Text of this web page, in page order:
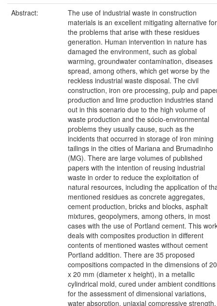
Abstract:
The use of industrial waste in construction
materials is an excellent mitigating alternative for
the problems that arise with these residues
generation. Human intervention in nature has
damaged the environment, such as global
warming, groundwater contamination, diseases
spread, among others, which get worse by the
reckless industrial waste disposal. The civil
construction, iron ore processing, pulp and
production and lime production industries stand
out in this scenario due to the high volume of
waste production and the sócio-environmental
problems they usually cause, such as the
incidents that occurred in storage of iron mining
tailings in the cities of Mariana and Brumadinho
(MG). There are large volumes of published
papers with the intention of reusing industrial
waste in order to reduce the exploitation of
natural resources, including the application of
mentioned residues as concrete aggregates,
cement production, bricks and blocks, asphalt
mixtures, geopolymers, among others, in most
cases with the use of Portland cement. This
deals with composites production in different
contents of mentioned wastes without cement
Portland addition. There are 35 proposed
compositions compacted in the dimensions of 20
x 20 mm (diameter x height), in a metallic
cylindrical mold, cured under ambient conditions
for the assessment of dimensional variations,
water absorption, uniaxial compressive strength,